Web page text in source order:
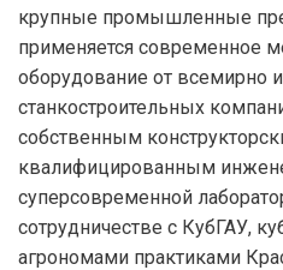
крупные промышленные
применяется современное
оборудование от всемирно
станкостроительных
собственным
квалифицированным
суперсовременной
сотрудничестве с КубГАУ,
агрономами практиками